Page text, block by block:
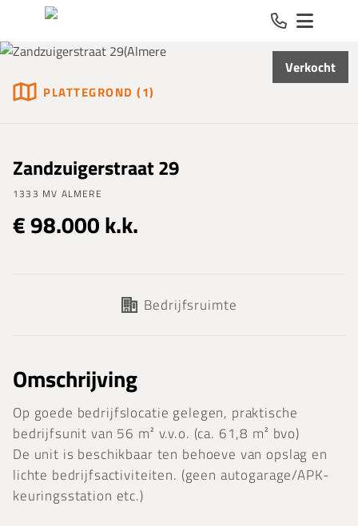
Spring naar inhoud
Verkocht
PLATTEGROND (1)
Zandzuigerstraat 29
1333 MV ALMERE
€ 98.000 k.k.
Bedrijfsruimte
Omschrijving
Op goede bedrijfslocatie gelegen, praktische
bedrijfsunit van 56 m² v.v.o. (ca. 61,8 m² bvo)
De unit is beschikbaar ten behoeve van opslag en
lichte bedrijfsactiviteiten. (geen autogarage/APK-
keuringsstation etc.)